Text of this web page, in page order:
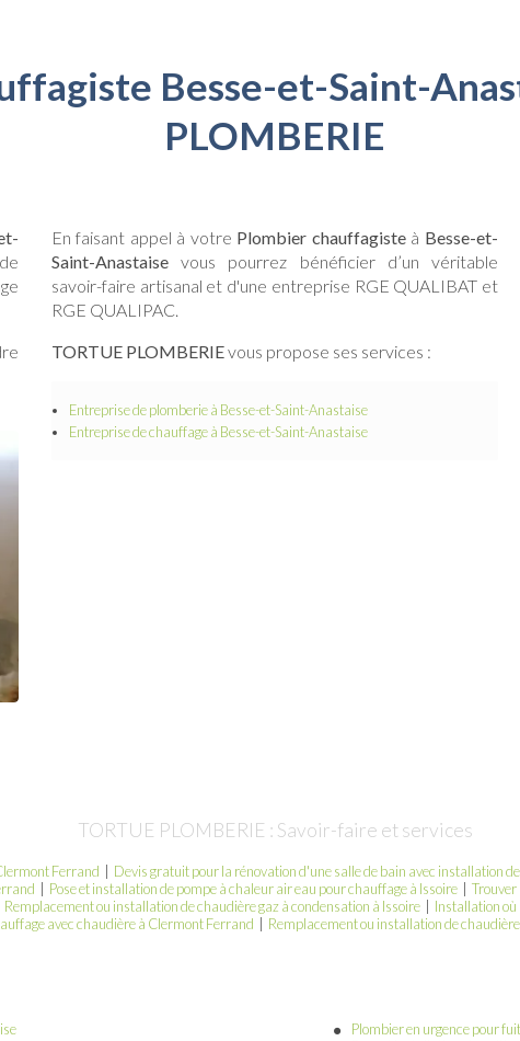
Besse-et-Saint-
PLOMBERIE
En faisant appel à votre Plombier chauffagisteà Besse-et-
Saint-Anastaisevous pourrez bénéficier d’un véritable
savoir-faire artisanal et d'une entreprise RGE QUALIBAT et
RGE QUALIPAC.
TORTUE PLOMBERIEvous propose ses services :
Entreprise de plomberieà Besse-et-Saint-Anastaise
Entreprise de chauffageà Besse-et-Saint-Anastaise
TORTUE PLOMBERIE : Savoir-faire et services
Ferrand
Devis gratuit pour la rénovation d'une salle de bain avec installation
Pose et installation de pompe à chaleur air eau pour chauffage à Issoire|
Remplacement ou installation de chaudière gaz à condensation à Issoire
Installation
avec chaudière à Clermont Ferrand
Remplacement ou installation de
Plombier en urgence pour